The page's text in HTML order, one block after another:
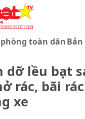
toàn dân
dỡ lều bạt
rác, bãi
xe